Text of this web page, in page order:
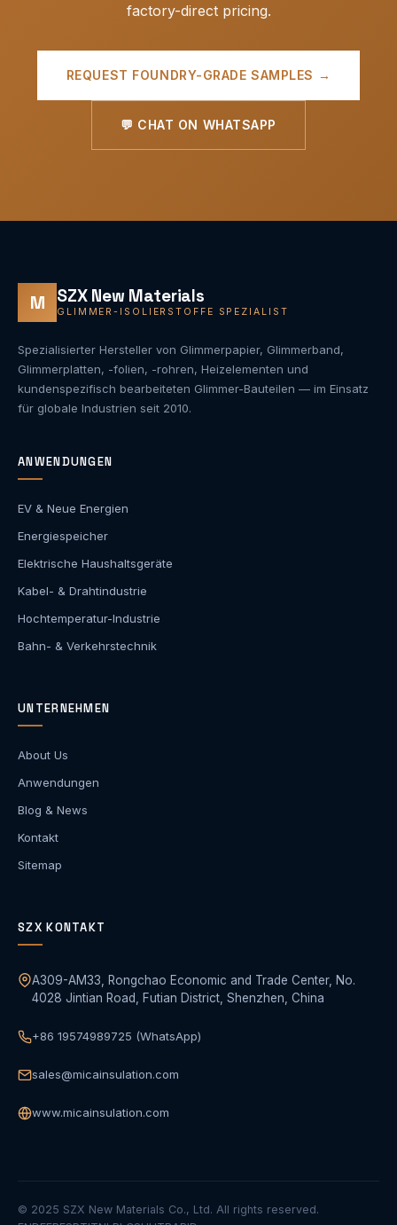
factory-direct pricing.
REQUEST FOUNDRY-GRADE SAMPLES →
💬 CHAT ON WHATSAPP
M SZX New Materials
GLIMMER-ISOLIERSTOFFE SPEZIALIST
Spezialisierter Hersteller von Glimmerpapier, Glimmerband,
Glimmerplatten, -folien, -rohren, Heizelementen und
kundenspezifisch bearbeiteten Glimmer-Bauteilen — im Einsatz
für globale Industrien seit 2010.
ANWENDUNGEN
EV & Neue Energien
Energiespeicher
Elektrische Haushaltsgeräte
Kabel- & Drahtindustrie
Hochtemperatur-Industrie
Bahn- & Verkehrstechnik
UNTERNEHMEN
About Us
Anwendungen
Blog & News
Kontakt
Sitemap
SZX KONTAKT
A309-AM33, Rongchao Economic and Trade Center, No.
4028 Jintian Road, Futian District, Shenzhen, China
+86 19574989725 (WhatsApp)
sales@micainsulation.com
www.micainsulation.com
© 2025 SZX New Materials Co., Ltd. All rights reserved.